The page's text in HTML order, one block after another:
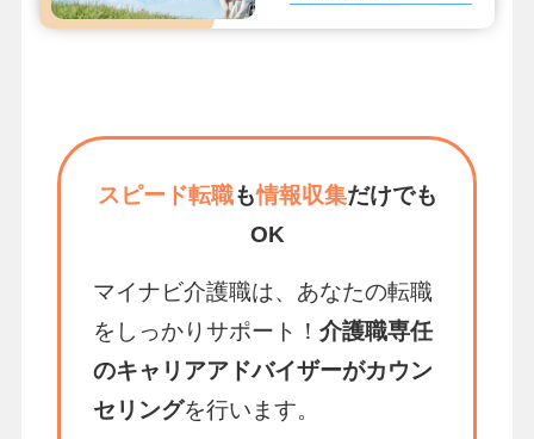
スピード転職も情報収集だけでも
OK
マイナビ介護職は、あなたの転職
をしっかりサポート！ 介護職専任
のキャリアアドバイザーがカウン
セリングを行います。